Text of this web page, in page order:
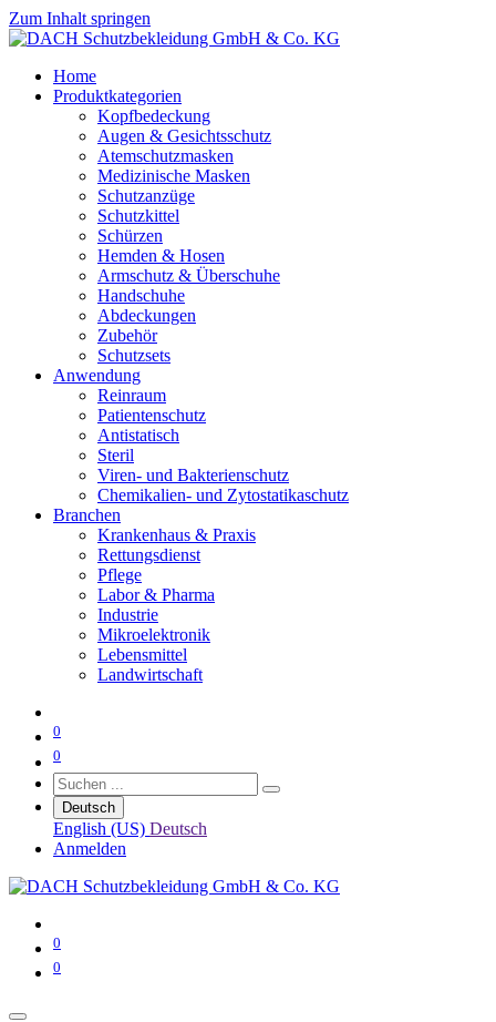
Zum Inhalt springen
Home
Produktkategorien
Kopfbedeckung
Augen & Gesichtsschutz
Atemschutzmasken
Medizinische Masken
Schutzanzüge
Schutzkittel
Schürzen
Hemden & Hosen
Armschutz & Überschuhe
Handschuhe
Abdeckungen
Zubehör
Schutzsets
Anwendung
Reinraum
Patientenschutz
Antistatisch
Steril
Viren- und Bakterienschutz
Chemikalien- und Zytostatikaschutz
Branchen
Krankenhaus & Praxis
Rettungsdienst
Pflege
Labor & Pharma
Industrie
Mikroelektronik
Lebensmittel
Landwirtschaft
0
0
Deutsch
English (US) Deutsch
Anmelden
0
0